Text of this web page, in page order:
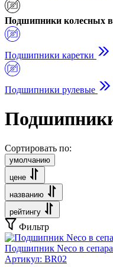
Подшипники колесных
Подшипники каретки
Подшипники рулевые
Сортировать по:
умолчанию
цене
названию
рейтингу
Фильтр
Подшипник Neco в
Артикул: BR02